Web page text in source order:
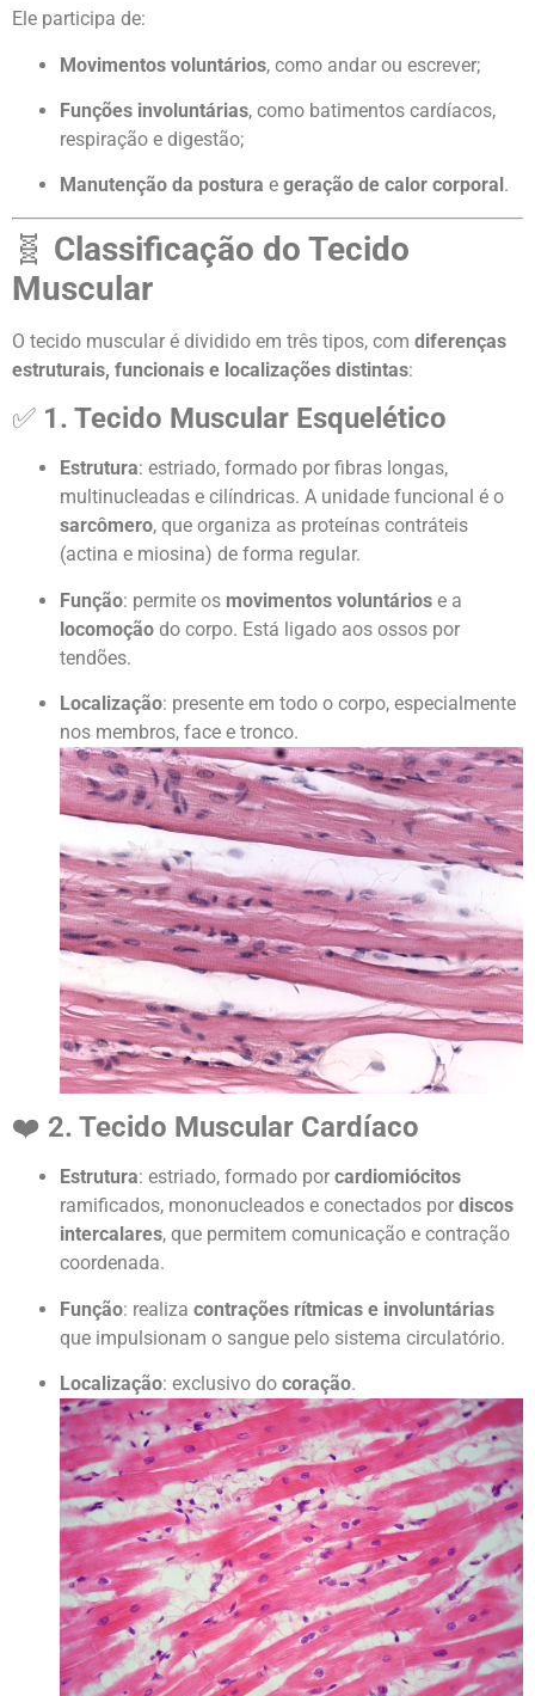
Ele participa de:
Movimentos voluntários, como andar ou escrever;
Funções involuntárias, como batimentos cardíacos,
respiração e digestão;
Manutenção da postura e geração de calor corporal .
🧬 Classificação do Tecido
Muscular
O tecido muscular é dividido em três tipos, com diferenças
estruturais, funcionais e localizações distintas:
✅ 1. Tecido Muscular Esquelético
Estrutura: estriado, formado por fibras longas,
multinucleadas e cilíndricas. A unidade funcional é o
sarcômero, que organiza as proteínas contráteis
(actina e miosina) de forma regular.
Função: permite os movimentos voluntários e a
locomoção do corpo. Está ligado aos ossos por
tendões.
Localização: presente em todo o corpo, especialmente
nos membros, face e tronco.
❤️ 2. Tecido Muscular Cardíaco
Estrutura: estriado, formado por cardiomiócitos
ramificados, mononucleados e conectados por discos
intercalares, que permitem comunicação e contração
coordenada.
Função: realiza contrações rítmicas e involuntárias
que impulsionam o sangue pelo sistema circulatório.
Localização: exclusivo do coração.